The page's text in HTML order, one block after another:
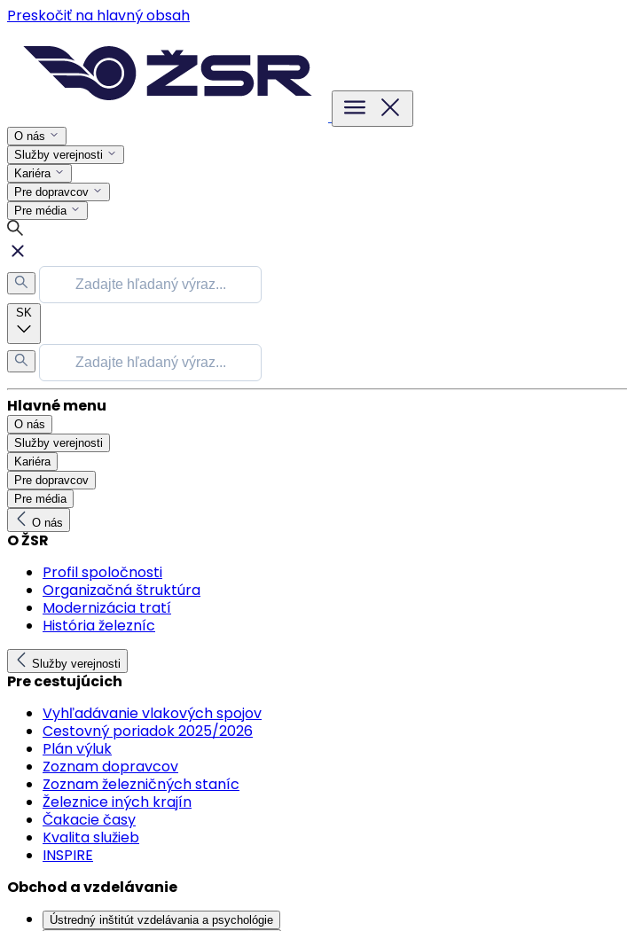
Preskočiť na hlavný obsah
O nás
Služby verejnosti
Kariéra
Pre dopravcov
Pre média
SK
Hlavné menu
O nás
Služby verejnosti
Kariéra
Pre dopravcov
Pre média
O nás
O ŽSR
Profil spoločnosti
Organizačná štruktúra
Modernizácia tratí
História železníc
Služby verejnosti
Pre cestujúcich
Vyhľadávanie vlakových spojov
Cestovný poriadok 2025/2026
Plán výluk
Zoznam dopravcov
Zoznam železničných staníc
Železnice iných krajín
Čakacie časy
Kvalita služieb
INSPIRE
Obchod a vzdelávanie
Ústredný inštitút vzdelávania a psychológie